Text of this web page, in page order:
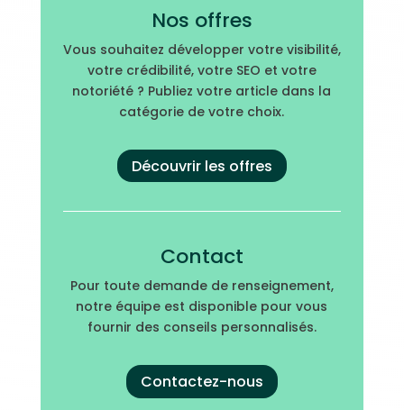
Nos offres
Vous souhaitez développer votre visibilité,
votre crédibilité, votre SEO et votre
notoriété ? Publiez votre article dans la
catégorie de votre choix.
Découvrir les offres
Contact
Pour toute demande de renseignement,
notre équipe est disponible pour vous
fournir des conseils personnalisés.
Contactez-nous